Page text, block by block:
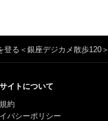
登る＜銀座デジカメ散歩120＞
イトについて
約
バシーポリシー